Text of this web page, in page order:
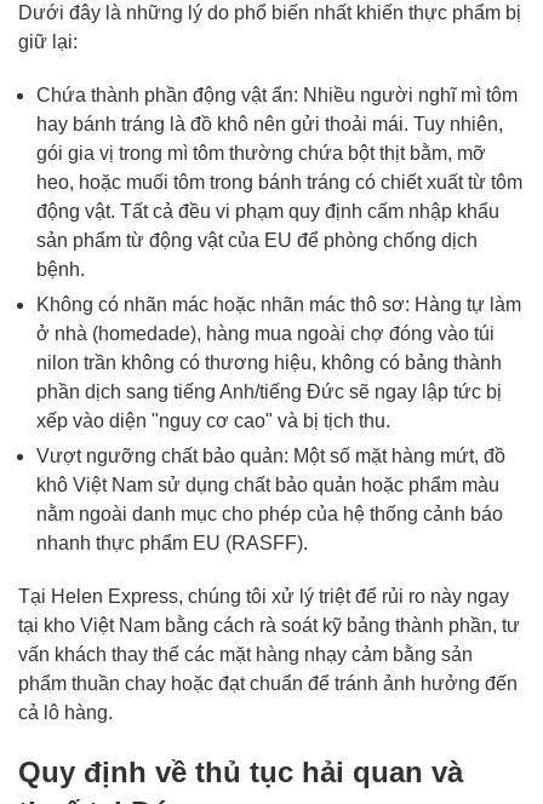
Dưới đây là những lý do phổ biến nhất khiến thực phẩm bị
giữ lại:
Chứa thành phần động vật ẩn: Nhiều người nghĩ mì tôm
hay bánh tráng là đồ khô nên gửi thoải mái. Tuy nhiên,
gói gia vị trong mì tôm thường chứa bột thịt bằm, mỡ
heo, hoặc muối tôm trong bánh tráng có chiết xuất từ tôm
động vật. Tất cả đều vi phạm quy định cấm nhập khẩu
sản phẩm từ động vật của EU để phòng chống dịch
bệnh.
Không có nhãn mác hoặc nhãn mác thô sơ: Hàng tự làm
ở nhà (homedade), hàng mua ngoài chợ đóng vào túi
nilon trần không có thương hiệu, không có bảng thành
phần dịch sang tiếng Anh/tiếng Đức sẽ ngay lập tức bị
xếp vào diện "nguy cơ cao" và bị tịch thu.
Vượt ngưỡng chất bảo quản: Một số mặt hàng mứt, đồ
khô Việt Nam sử dụng chất bảo quản hoặc phẩm màu
nằm ngoài danh mục cho phép của hệ thống cảnh báo
nhanh thực phẩm EU (RASFF).
Tại Helen Express, chúng tôi xử lý triệt để rủi ro này ngay
tại kho Việt Nam bằng cách rà soát kỹ bảng thành phần, tư
vấn khách thay thế các mặt hàng nhạy cảm bằng sản
phẩm thuần chay hoặc đạt chuẩn để tránh ảnh hưởng đến
cả lô hàng.
Quy định về thủ tục hải quan và